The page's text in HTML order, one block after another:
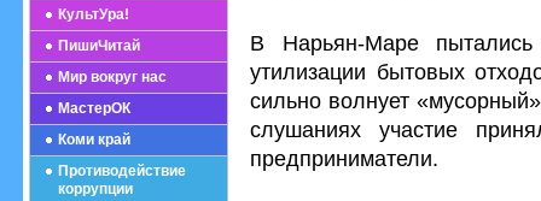
КультУра!
ПишиЧитай
Мир вокруг нас
МастерОК
Коми край
Противодействие
коррупции
В Нарьян-Маре
утилизации бытовых
сильно волнует
слушаниях участие
предприниматели.